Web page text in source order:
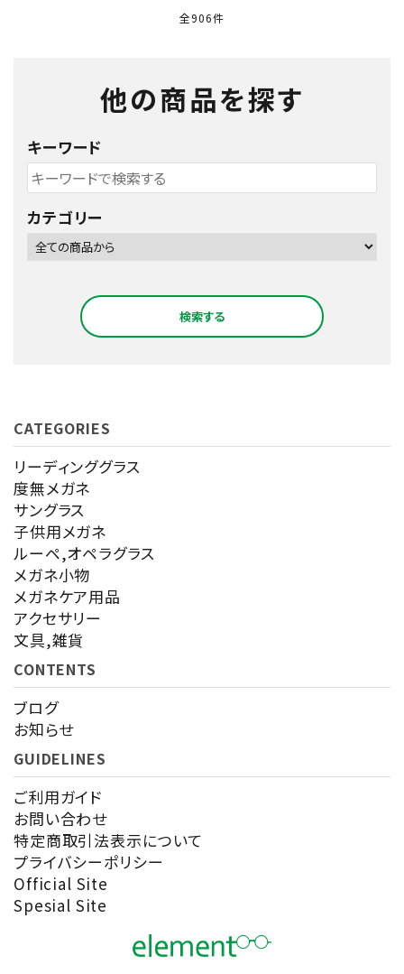
全906件
他の商品を探す
キーワード
カテゴリー
検索する
キーワード
カテゴリー
CATEGORIES
リーディンググラス
度無メガネ
サングラス
子供用メガネ
ルーペ,オペラグラス
メガネ小物
メガネケア用品
アクセサリー
文具,雑貨
CONTENTS
ブログ
お知らせ
GUIDELINES
ご利用ガイド
お問い合わせ
特定商取引法表示について
プライバシーポリシー
Official Site
Spesial Site